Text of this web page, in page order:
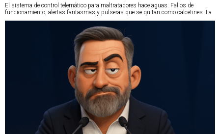
El sistema de control telemático para maltratadores hace aguas. Fallos de
funcionamiento, alertas fantasmas y pulseras que se quitan como calcetines. La